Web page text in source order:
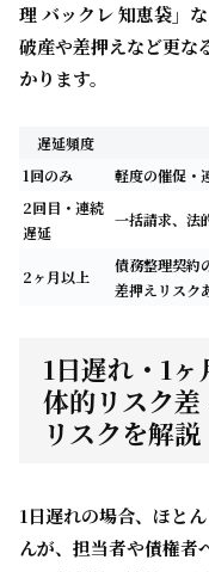
理 バックレ 知恵袋」
破産や差押えなど更な
かります。
遅延頻度
1回のみ
軽度の催促・
2回目・連続
遅延
一括請求、法
2ヶ月以上
債務整理契約
差押えリスク
1日遅れ・1
体的リスク
リスクを解説
1日遅れの場合、ほと
んが、担当者や債権者